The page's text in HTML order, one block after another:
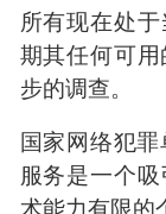
所有现在处
期其任何可
步的调查。
国家网络犯
服务是一个